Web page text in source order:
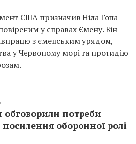
США призначив Ніла Гопа
у справах Ємену. Він
з єменським урядом,
у Червоному морі та протидію
обговорили потреби
оборонної ролі